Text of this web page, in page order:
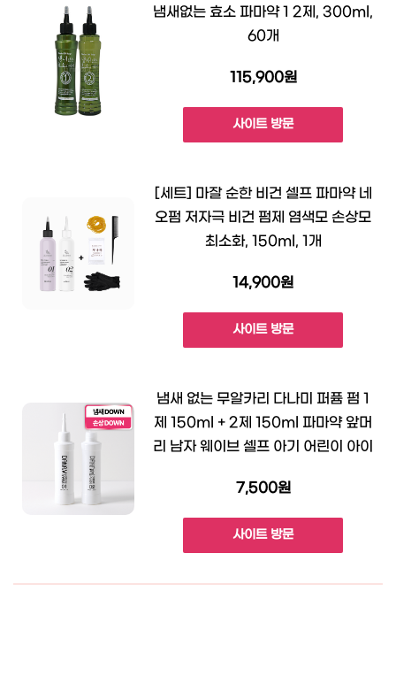
냄새없는 효소 파마약 1 2제, 300ml,
60개
115,900원
사이트 방문
[세트] 마잘 순한 비건 셀프 파마약 네
오펌 저자극 비건 펌제 염색모 손상모
최소화, 150ml, 1개
14,900원
사이트 방문
냄새 없는 무알카리 다나미 퍼퓸 펌 1
제 150ml + 2제 150ml 파마약 앞머
리 남자 웨이브 셀프 아기 어린이 아이
7,500원
사이트 방문